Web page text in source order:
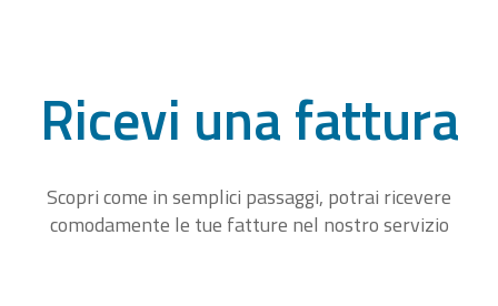
Ricevi una fattura
Scopri come in semplici passaggi, potrai ricevere
comodamente le tue fatture nel nostro servizio